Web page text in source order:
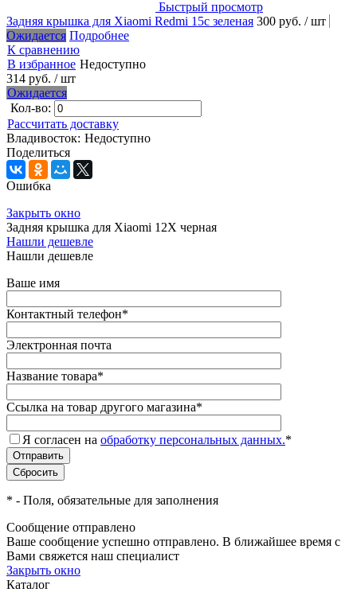
Быстрый просмотр
Задняя крышка для Xiaomi Redmi 15c зеленая 300 руб. / шт
Ожидается Подробнее
К сравнению
В избранное Недоступно
314 руб. / шт
Ожидается
Кол-во:
Рассчитать доставку
Владивосток: Недоступно
Поделиться
Ошибка
Закрыть окно
Задняя крышка для Xiaomi 12X черная
Нашли дешевле
Нашли дешевле
Ваше имя
Контактный телефон*
Электронная почта
Название товара*
Ссылка на товар другого магазина*
Я согласен на обработку персональных данных.*
* - Поля, обязательные для заполнения
Сообщение отправлено
Ваше сообщение успешно отправлено. В ближайшее время с
Вами свяжется наш специалист
Закрыть окно
Каталог